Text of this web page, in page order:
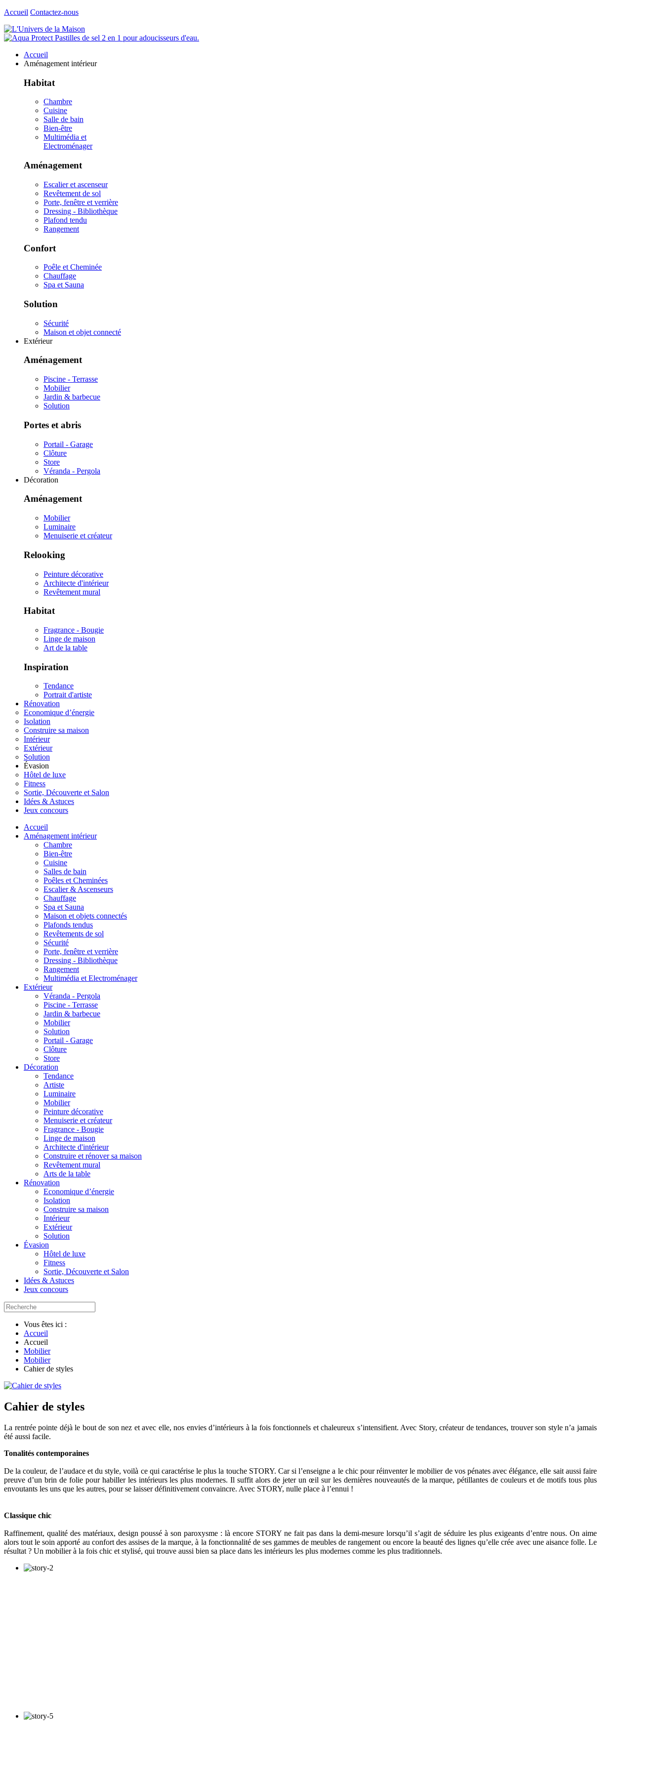
Accueil Contactez-nous
Accueil
Aménagement intérieur
Habitat
Chambre
Cuisine
Salle de bain
Bien-être
Multimédia et
Electroménager
Aménagement
Escalier et ascenseur
Revêtement de sol
Porte, fenêtre et verrière
Dressing - Bibliothèque
Plafond tendu
Rangement
Confort
Poêle et Cheminée
Chauffage
Spa et Sauna
Solution
Sécurité
Maison et objet connecté
Extérieur
Aménagement
Piscine - Terrasse
Mobilier
Jardin & barbecue
Solution
Portes et abris
Portail - Garage
Clôture
Store
Véranda - Pergola
Décoration
Aménagement
Mobilier
Luminaire
Menuiserie et créateur
Relooking
Peinture décorative
Architecte d'intérieur
Revêtement mural
Habitat
Fragrance - Bougie
Linge de maison
Art de la table
Inspiration
Tendance
Portrait d'artiste
Rénovation
Economique d’énergie
Isolation
Construire sa maison
Intérieur
Extérieur
Solution
Évasion
Hôtel de luxe
Fitness
Sortie, Découverte et Salon
Idées & Astuces
Jeux concours
Accueil
Aménagement intérieur
Chambre
Bien-être
Cuisine
Salles de bain
Poêles et Cheminées
Escalier & Ascenseurs
Chauffage
Spa et Sauna
Maison et objets connectés
Plafonds tendus
Revêtements de sol
Sécurité
Porte, fenêtre et verrière
Dressing - Bibliothèque
Rangement
Multimédia et Electroménager
Extérieur
Véranda - Pergola
Piscine - Terrasse
Jardin & barbecue
Mobilier
Solution
Portail - Garage
Clôture
Store
Décoration
Tendance
Artiste
Luminaire
Mobilier
Peinture décorative
Menuiserie et créateur
Fragrance - Bougie
Linge de maison
Architecte d'intérieur
Construire et rénover sa maison
Revêtement mural
Arts de la table
Rénovation
Economique d’énergie
Isolation
Construire sa maison
Intérieur
Extérieur
Solution
Évasion
Hôtel de luxe
Fitness
Sortie, Découverte et Salon
Idées & Astuces
Jeux concours
Vous êtes ici :
Accueil
Accueil
Mobilier
Mobilier
Cahier de styles
Cahier de styles
La rentrée pointe déjà le bout de son nez et avec elle, nos envies d’intérieurs à la fois fonctionnels et chaleureux s’intensifient. Avec Story, créateur de tendances, trouver son style n’a jamais
été aussi facile.
Tonalités contemporaines
De la couleur, de l’audace et du style, voilà ce qui caractérise le plus la touche STORY. Car si l’enseigne a le chic pour réinventer le mobilier de vos pénates avec élégance, elle sait aussi faire
preuve d’un brin de folie pour habiller les intérieurs les plus modernes. Il suffit alors de jeter un œil sur les dernières nouveautés de la marque, pétillantes de couleurs et de motifs tous plus
envoutants les uns que les autres, pour se laisser définitivement convaincre. Avec STORY, nulle place à l’ennui !
Classique chic
Raffinement, qualité des matériaux, design poussé à son paroxysme : là encore STORY ne fait pas dans la demi-mesure lorsqu’il s’agit de séduire les plus exigeants d’entre nous. On aime
alors tout le soin apporté au confort des assises de la marque, à la fonctionnalité de ses gammes de meubles de rangement ou encore la beauté des lignes qu’elle crée avec une aisance folle. Le
résultat ? Un mobilier à la fois chic et stylisé, qui trouve aussi bien sa place dans les intérieurs les plus modernes comme les plus traditionnels.